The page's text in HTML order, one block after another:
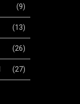
(9)
(13)
(26)
(27)